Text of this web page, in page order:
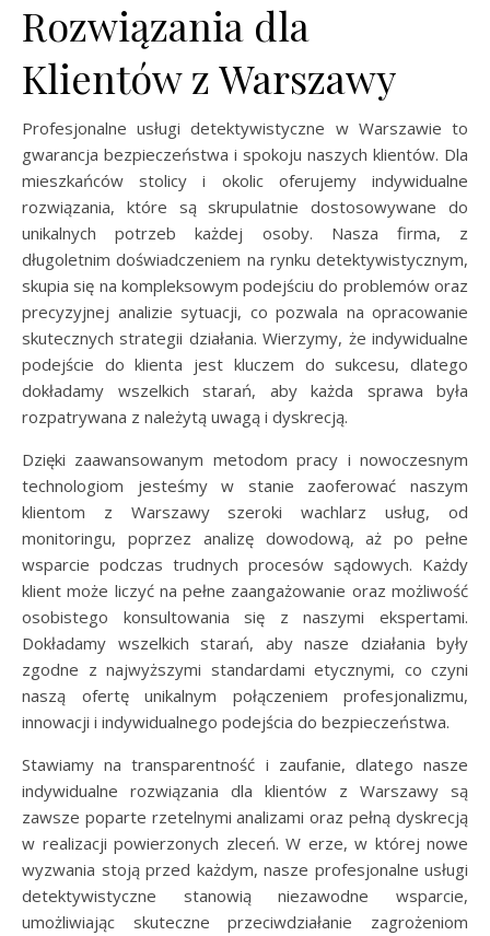
Rozwiązania dla
Klientów z Warszawy
Profesjonalne usługi detektywistyczne w Warszawie to
gwarancja bezpieczeństwa i spokoju naszych klientów. Dla
mieszkańców stolicy i okolic oferujemy indywidualne
rozwiązania, które są skrupulatnie dostosowywane do
unikalnych potrzeb każdej osoby. Nasza firma, z
długoletnim doświadczeniem na rynku detektywistycznym,
skupia się na kompleksowym podejściu do problemów oraz
precyzyjnej analizie sytuacji, co pozwala na opracowanie
skutecznych strategii działania. Wierzymy, że indywidualne
podejście do klienta jest kluczem do sukcesu, dlatego
dokładamy wszelkich starań, aby każda sprawa była
rozpatrywana z należytą uwagą i dyskrecją.
Dzięki zaawansowanym metodom pracy i nowoczesnym
technologiom jesteśmy w stanie zaoferować naszym
klientom z Warszawy szeroki wachlarz usług, od
monitoringu, poprzez analizę dowodową, aż po pełne
wsparcie podczas trudnych procesów sądowych. Każdy
klient może liczyć na pełne zaangażowanie oraz możliwość
osobistego konsultowania się z naszymi ekspertami.
Dokładamy wszelkich starań, aby nasze działania były
zgodne z najwyższymi standardami etycznymi, co czyni
naszą ofertę unikalnym połączeniem profesjonalizmu,
innowacji i indywidualnego podejścia do bezpieczeństwa.
Stawiamy na transparentność i zaufanie, dlatego nasze
indywidualne rozwiązania dla klientów z Warszawy są
zawsze poparte rzetelnymi analizami oraz pełną dyskrecją
w realizacji powierzonych zleceń. W erze, w której nowe
wyzwania stoją przed każdym, nasze profesjonalne usługi
detektywistyczne stanowią niezawodne wsparcie,
umożliwiając skuteczne przeciwdziałanie zagrożeniom